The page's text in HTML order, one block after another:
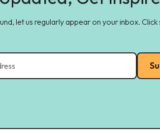
let us regularly appear on your inbox.